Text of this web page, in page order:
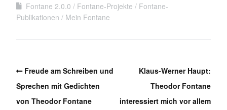
Fontane 2.0.0 Fontane-Projekte
Fontane-
Publikationen
Mein Fontane
Freude am Schreiben und
Sprechen mit Gedichten
von Theodor Fontane
Klaus-Werner Haupt:
Theodor Fontane
interessiert mich vor allem